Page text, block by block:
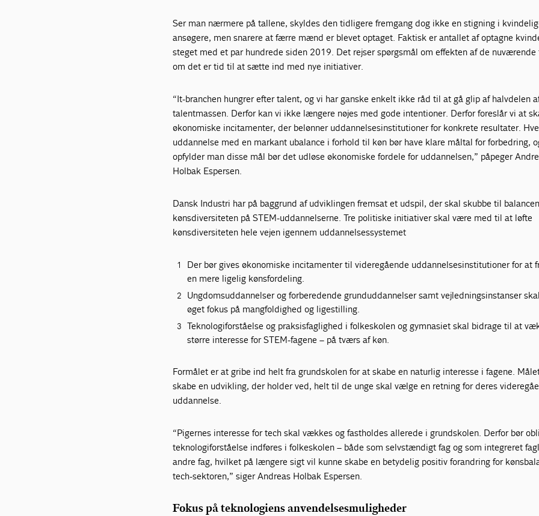
Ser man nærmere på tallene, skyldes den tidligere fremgang dog ikke en stigning i
ansøgere, men snarere at færre mænd er blevet optaget. Faktisk er antallet af optagne
steget med et par hundrede siden 2019. Det rejser spørgsmål om effekten af de
om det er tid til at sætte ind med nye initiativer.
“It-branchen hungrer efter talent, og vi har ganske enkelt ikke råd til at gå glip af halvdelen
talentmassen. Derfor kan vi ikke længere nøjes med gode intentioner. Derfor foreslår vi at
økonomiske incitamenter, der belønner uddannelsesinstitutioner for konkrete resultater.
uddannelse med en markant ubalance i forhold til køn bør have klare måltal for forbedring,
opfylder man disse mål bør det udløse økonomiske fordele for uddannelsen,” påpeger
Holbak Espersen.
Dansk Industri har på baggrund af udviklingen fremsat et udspil, der skal skubbe til
kønsdiversiteten på STEM-uddannelserne. Tre politiske initiativer skal være med til at løfte
kønsdiversiteten hele vejen igennem uddannelsessystemet
Der bør gives økonomiske incitamenter til videregående uddannelsesinstitutioner for at
en mere ligelig kønsfordeling.
Ungdomsuddannelser og forberedende grunduddannelser samt vejledningsinstanser
øget fokus på mangfoldighed og ligestilling.
Teknologiforståelse og praksisfaglighed i folkeskolen og gymnasiet skal bidrage til at
større interesse for STEM-fagene – på tværs af køn.
Formålet er at gribe ind helt fra grundskolen for at skabe en naturlig interesse i fagene.
skabe en udvikling, der holder ved, helt til de unge skal vælge en retning for deres
uddannelse.
“Pigernes interesse for tech skal vækkes og fastholdes allerede i grundskolen. Derfor bør
teknologiforståelse indføres i folkeskolen – både som selvstændigt fag og som integreret
andre fag, hvilket på længere sigt vil kunne skabe en betydelig positiv forandring for
tech-sektoren,” siger Andreas Holbak Espersen.
Fokus på teknologiens anvendelsesmuligheder